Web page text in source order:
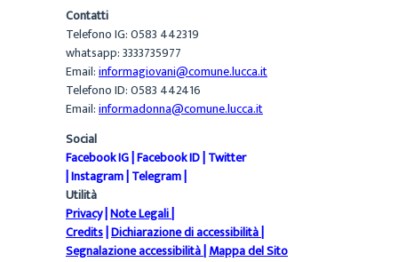
Contatti
Telefono IG: 0583 442319
whatsapp: 3333735977
Email:informagiovani@comune.lucca.it
Telefono ID: 0583 442416
Email:informadonna@comune.lucca.it
Social
Facebook IG|Facebook ID|Twitter
|Instagram|Telegram|
Utilità
Privacy|Note Legali|
Credits|Dichiarazione di accessibilità|
Segnalazione accessibilità|Mappa del Sito